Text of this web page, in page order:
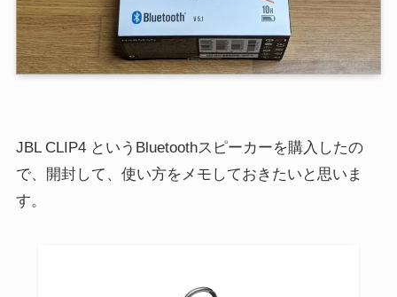
JBL CLIP4 というBluetoothスピーカーを購入したの
で、開封して、使い方をメモしておきたいと思いま
す。